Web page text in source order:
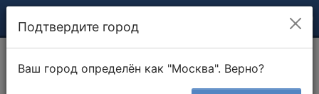
Сварочные работы
Подтвердите город
Ваш город определён как "Москва". Верно?